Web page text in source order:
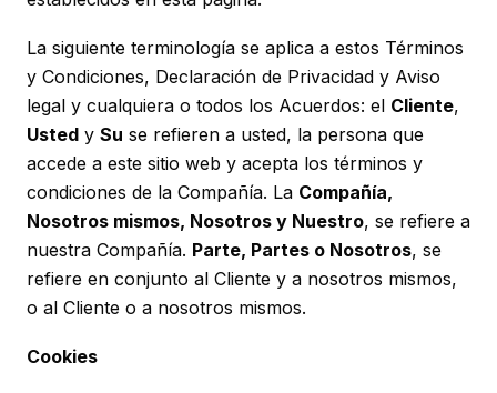
La siguiente terminología se aplica a estos Términos
y Condiciones, Declaración de Privacidad y Aviso
legal y cualquiera o todos los Acuerdos: el Cliente,
Usted y Su se refieren a usted, la persona que
accede a este sitio web y acepta los términos y
condiciones de la Compañía. La Compañía,
Nosotros mismos, Nosotros y Nuestro, se refiere a
nuestra Compañía. Parte, Partes o Nosotros, se
refiere en conjunto al Cliente y a nosotros mismos,
o al Cliente o a nosotros mismos.
Cookies